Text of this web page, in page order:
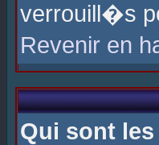
verrouill�s
Revenir en
Qui sont